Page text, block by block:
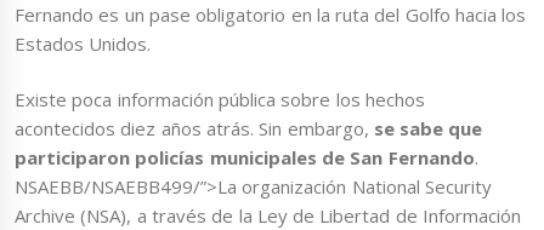
Fernando es un pase obligatorio en la ruta del Golfo hacia los
Estados Unidos.
Existe poca información pública sobre los hechos
acontecidos diez años atrás. Sin embargo, se sabe que
participaron policías municipales de San Fernando.
NSAEBB/NSAEBB499/”>La organización National Security
Archive (NSA), a través de la Ley de Libertad de Información